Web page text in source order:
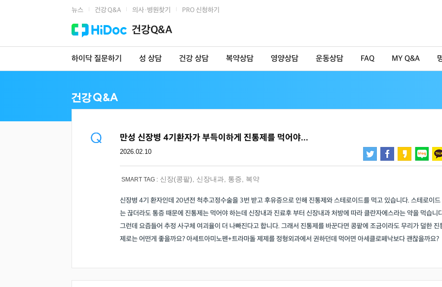
뉴스 건강 Q&A 의사·병원찾기 PRO 신청하기
건강Q&A
하이닥 질문하기 성 상담 건강 상담 복약상담 영양상담 운동상담 FAQ MY Q&A
만성 신장병 4기환자가 부득이하게 진통제를 먹어야...
2026.02.10
SMART TAG : 신장(콩팥) 신장내과 통증 복약
신장병 4기 환자인데 20년전 척추고정수술을 3번 받고 후유증으로 인해 진통제와 스테로이드를 먹고 있습니다. 스테로이드
는 끊더라도 통증 때문에 진통제는 먹어야 하는데 신장내과 진료후 부터 신장내과 처방에 따라 클란자에스라는 약을 먹습니
그런데 요즘들어 추정 사구체 여괴율이 더 나빠진다고 합니다. 그래서 진통제를 바꾼다면 콩팥에 조금이라도 무리가 덜한 진
제로는 어떤게 좋을까요? 아세트아미노펜+트라마돌 제제를 정형외과에서 권하던데 먹어면 아세클로페낙보다 괜찮을까요?